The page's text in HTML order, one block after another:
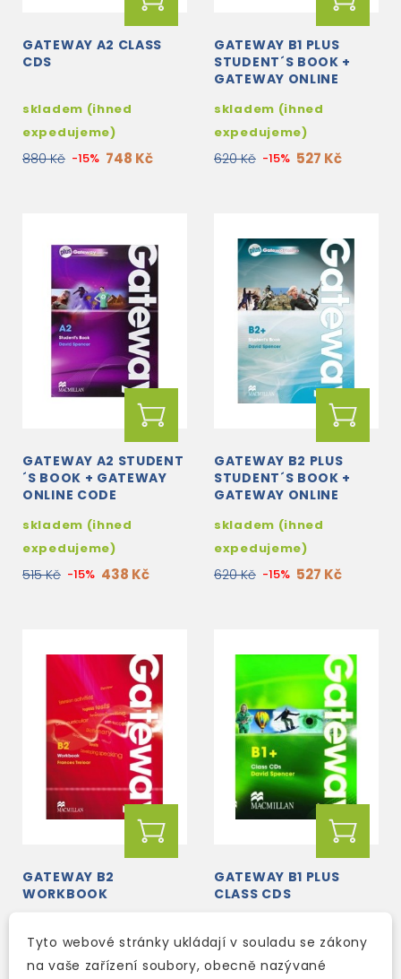
GATEWAY A2 CLASS
CDS
skladem (ihned
expedujeme)
880 Kč -15% 748 Kč
GATEWAY B1 PLUS
STUDENT´S BOOK +
GATEWAY ONLINE
skladem (ihned
expedujeme)
620 Kč -15% 527 Kč
GATEWAY A2 STUDENT
´S BOOK + GATEWAY
ONLINE CODE
skladem (ihned
expedujeme)
515 Kč -15% 438 Kč
GATEWAY B2 PLUS
STUDENT´S BOOK +
GATEWAY ONLINE
skladem (ihned
expedujeme)
620 Kč -15% 527 Kč
GATEWAY B2
WORKBOOK
skladem (ihned
expedujeme)
GATEWAY B1 PLUS
CLASS CDS
skladem (ihned
expedujeme)
Tyto webové stránky ukládají v souladu se zákony
na vaše zařízení soubory, obecně nazývané